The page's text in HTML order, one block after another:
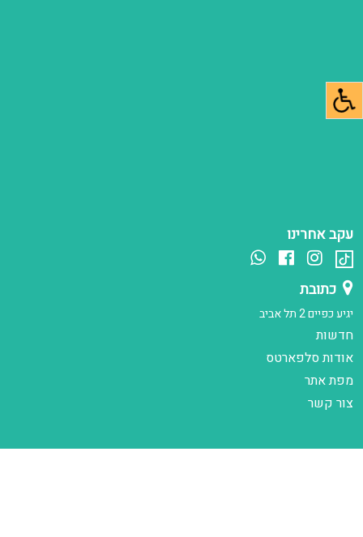
עקב אחרינו
כתובת
יגיע כפיים 2 תל אביב
חדשות
אודות סלפארטס
מפת אתר
צור קשר